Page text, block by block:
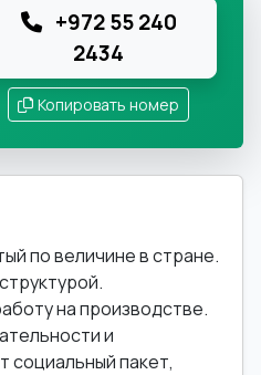
+972 55 240
2434
Копировать номер
по величине в стране.
на производстве.
и
социальный пакет,